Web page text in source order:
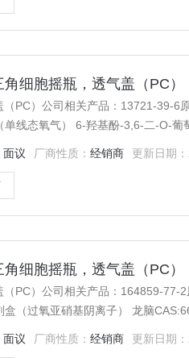
细胞摇瓶，透气盖（PC）
PC）公司相关产品：13721-39-6
单线态氧气） 6-羟基酚-3,6-二-O-葡
面议 厂商性质：经销商 更新日期：
细胞摇瓶，透气盖（PC）
PC）公司相关产品：164859-77-
（过氧亚硝基阴离子） 龙脑
面议 厂商性质：经销商 更新日期：